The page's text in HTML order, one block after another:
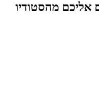
אליכם מהסטודיו